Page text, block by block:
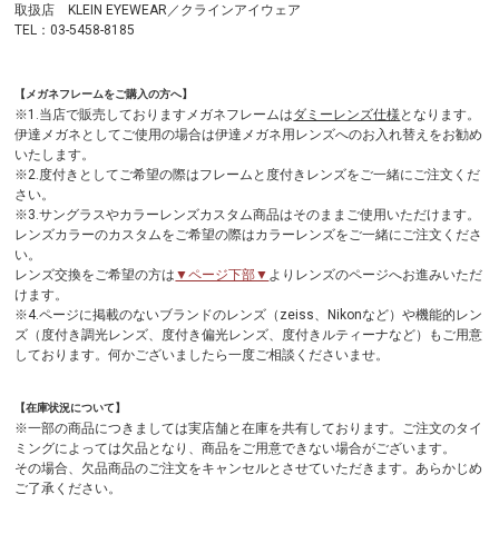
取扱店 KLEIN EYEWEAR／クラインアイウェア
TEL：03-5458-8185
【メガネフレームをご購入の方へ】
※1.当店で販売しておりますメガネフレームはダミーレンズ仕様 となります。
伊達メガネとしてご使用の場合は伊達メガネ用レンズへのお入れ替えをお勧め
いたします。
※2.度付きとしてご希望の際はフレームと度付きレンズをご一緒にご注文くだ
さい。
※3.サングラスやカラーレンズカスタム商品はそのままご使用いただけます。
レンズカラーのカスタムをご希望の際はカラーレンズをご一緒にご注文くださ
い。
レンズ交換をご希望の方は ▼ページ下部▼ よりレンズのページへお進みいただ
けます。
※4.ページに掲載のないブランドのレンズ（zeiss、Nikonなど）や機能的レン
ズ（度付き調光レンズ、度付き偏光レンズ、度付きルティーナなど）もご用意
しております。何かございましたら一度ご相談くださいませ。
【在庫状況について】
※一部の商品につきましては実店舗と在庫を共有しております。ご注文のタイ
ミングによっては欠品となり、商品をご用意できない場合がございます。
その場合、欠品商品のご注文をキャンセルとさせていただきます。あらかじめ
ご了承ください。